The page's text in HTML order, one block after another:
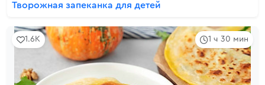
Творожная запеканка для детей
1 ч 30 мин
1.6K